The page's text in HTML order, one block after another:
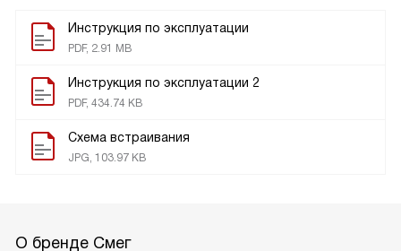
Инструкция по эксплуатации
PDF, 2.91 MB
Инструкция по эксплуатации 2
PDF, 434.74 KB
Схема встраивания
JPG, 103.97 KB
О бренде Смег